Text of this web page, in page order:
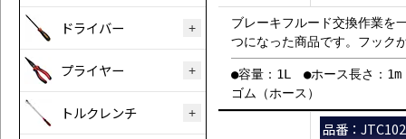
ドライバー
プライヤー
トルクレンチ
ブレーキフルード交換作業を
つになった商品です。フック
●容量：1L ●ホース長さ：
ゴム（ホース）
品番：